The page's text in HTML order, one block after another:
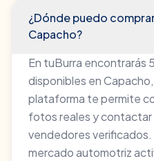
¿Dónde puedo
Capacho?
En tuBurra encontrarás
disponibles en
plataforma te permite
fotos reales y
vendedores
mercado automotriz